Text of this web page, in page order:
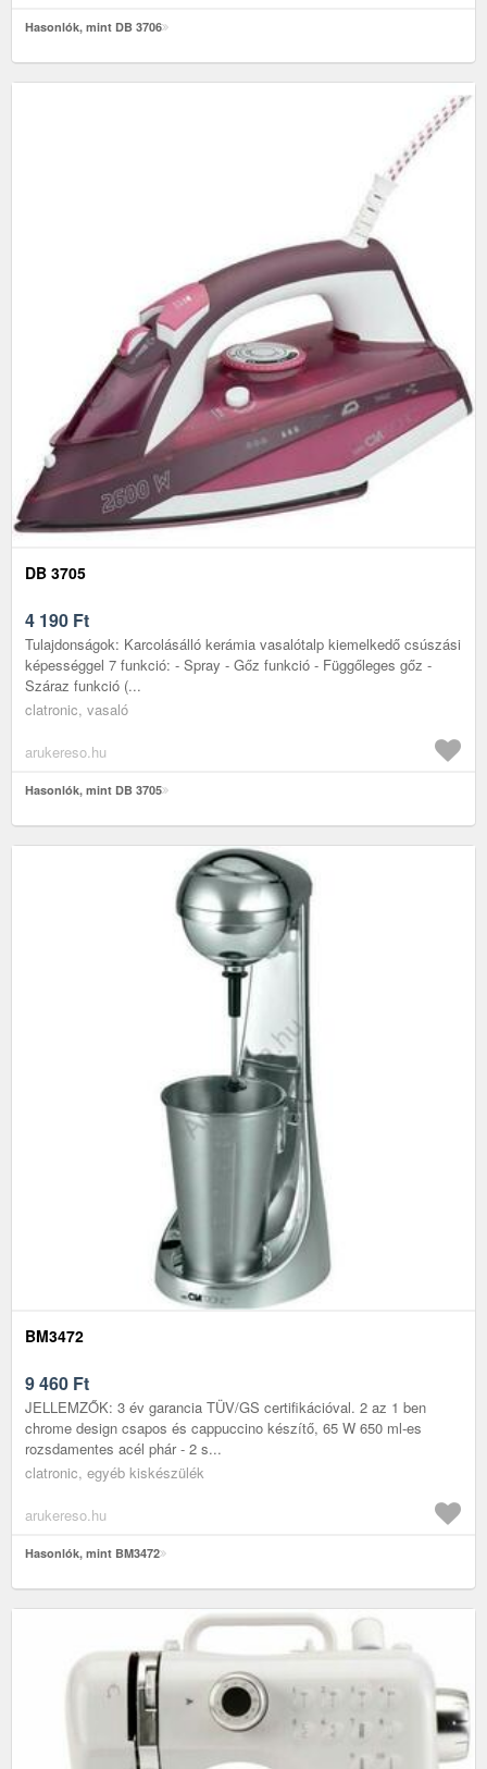
Hasonlók, mint DB 3706
DB 3705
4 190 Ft
Tulajdonságok: Karcolásálló kerámia vasalótalp kiemelkedő csúszási
képességgel 7 funkció: - Spray - Gőz funkció - Függőleges gőz -
Száraz funkció (...
clatronic, vasaló
arukereso.hu
Hasonlók, mint DB 3705
BM3472
9 460 Ft
JELLEMZŐK: 3 év garancia TÜV/GS certifikációval. 2 az 1 ben
chrome design csapos és cappuccino készítő, 65 W 650 ml-es
rozsdamentes acél phár - 2 s...
clatronic, egyéb kiskészülék
arukereso.hu
Hasonlók, mint BM3472